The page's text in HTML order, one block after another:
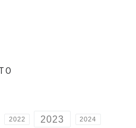
2022 2023 2024